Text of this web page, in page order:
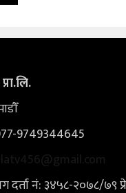
9749344645
दर्ता नं: ३४५८-२०७८/७९